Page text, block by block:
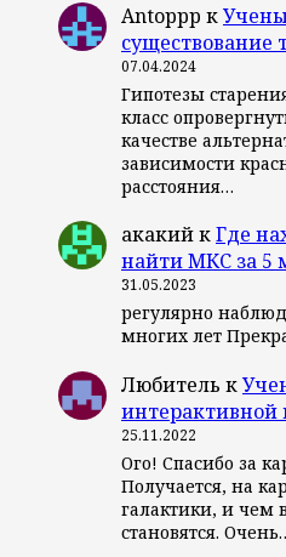
Antoppp к
существование
07.04.2024
Гипотезы
класс
качестве
зависимости
расстояния…
акакийкГде
найти МКС за 5
31.05.2023
регулярно
многих лет
Любитель к
интерактивной
25.11.2022
Ого! Спасибо за
Получается, на
галактики, и чем
становятся.